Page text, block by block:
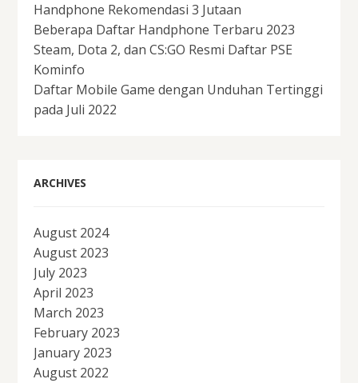
Handphone Rekomendasi 3 Jutaan
Beberapa Daftar Handphone Terbaru 2023
Steam, Dota 2, dan CS:GO Resmi Daftar PSE
Kominfo
Daftar Mobile Game dengan Unduhan Tertinggi
pada Juli 2022
ARCHIVES
August 2024
August 2023
July 2023
April 2023
March 2023
February 2023
January 2023
August 2022